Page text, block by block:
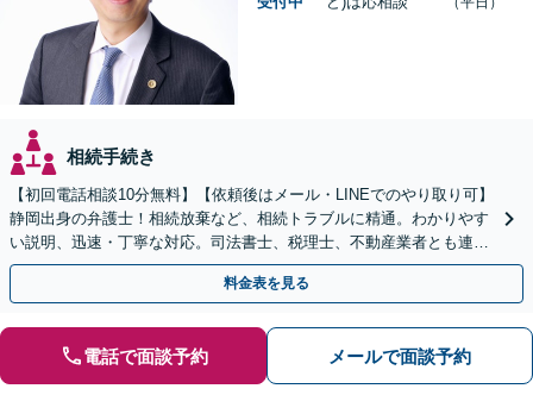
相続手続き
【初回電話相談10分無料】【依頼後はメール・LINEでのやり取り可】
静岡出身の弁護士！相続放棄など、相続トラブルに精通。わかりやす
い説明、迅速・丁寧な対応。司法書士、税理士、不動産業者とも連携
し、遺産相続をトータルサポート【完全個室相談】
料金表を見る
電話で面談予約 メールで面談予約